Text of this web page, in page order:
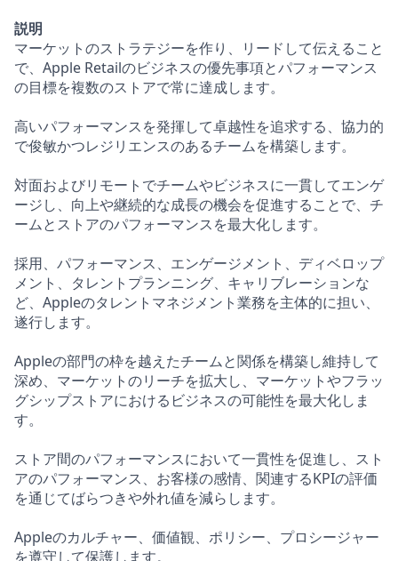
説明
マーケットのストラテジーを作り、リードして伝えること
で、Apple Retailのビジネスの優先事項とパフォーマンス
の目標を複数のストアで常に達成します。
高いパフォーマンスを発揮して卓越性を追求する、協力的
で俊敏かつレジリエンスのあるチームを構築します。
対面およびリモートでチームやビジネスに一貫してエンゲ
ージし、向上や継続的な成長の機会を促進することで、チ
ームとストアのパフォーマンスを最大化します。
採用、パフォーマンス、エンゲージメント、ディベロップ
メント、タレントプランニング、キャリブレーションな
ど、Appleのタレントマネジメント業務を主体的に担い、
遂行します。
Appleの部門の枠を越えたチームと関係を構築し維持して
深め、マーケットのリーチを拡大し、マーケットやフラッ
グシップストアにおけるビジネスの可能性を最大化しま
す。
ストア間のパフォーマンスにおいて一貫性を促進し、スト
アのパフォーマンス、お客様の感情、関連するKPIの評価
を通じてばらつきや外れ値を減らします。
Appleのカルチャー、価値観、ポリシー、プロシージャー
を遵守して保護します。